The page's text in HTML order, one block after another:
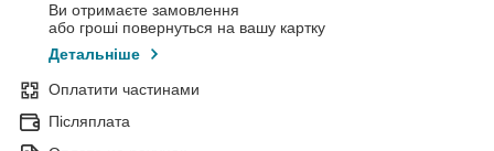
Ви отримаєте замовлення
або гроші повернуться на вашу картку
Детальніше
Оплатити частинами
Післяплата